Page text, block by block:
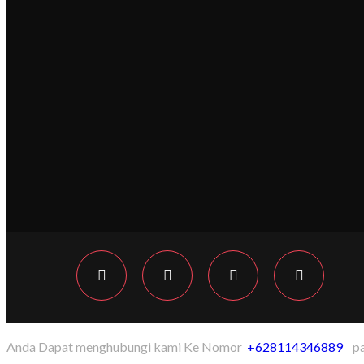
Anda Dapat menghubungi kami Ke Nomor +628114346889